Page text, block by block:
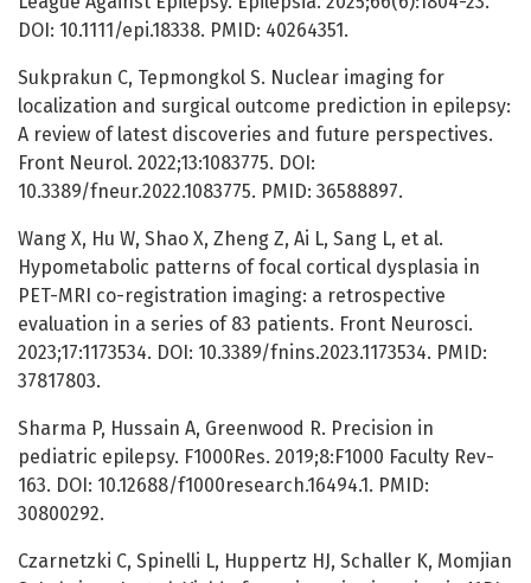
DOI: 10.1111/epi.18338. PMID: 40264351.
Sukprakun C, Tepmongkol S. Nuclear imaging for
localization and surgical outcome prediction in epilepsy:
A review of latest discoveries and future perspectives.
Front Neurol. 2022;13:1083775. DOI:
10.3389/fneur.2022.1083775. PMID: 36588897.
Wang X, Hu W, Shao X, Zheng Z, Ai L, Sang L, et al.
Hypometabolic patterns of focal cortical dysplasia in
PET-MRI co-registration imaging: a retrospective
evaluation in a series of 83 patients. Front Neurosci.
2023;17:1173534. DOI: 10.3389/fnins.2023.1173534. PMID:
37817803.
Sharma P, Hussain A, Greenwood R. Precision in
pediatric epilepsy. F1000Res. 2019;8:F1000 Faculty Rev-
163. DOI: 10.12688/f1000research.16494.1. PMID:
30800292.
Czarnetzki C, Spinelli L, Huppertz HJ, Schaller K, Momjian